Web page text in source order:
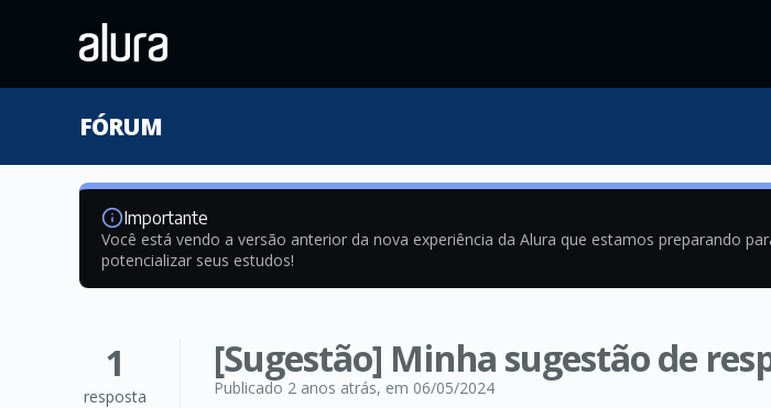
FÓRUM
Importante
Você está vendo a versão anterior da nova experiência da Alura que estamos preparando
potencializar seus estudos!
1
resposta
[Sugestão] Minha sugestão de
Publicado 2 anos atrás, em 06/05/2024